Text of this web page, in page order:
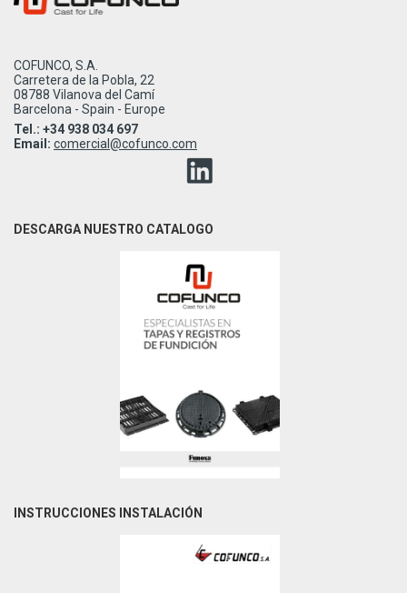
COFUNCO, S.A.
Carretera de la Pobla, 22
08788 Vilanova del Camí
Barcelona - Spain - Europe
Tel.: +34 938 034 697
Email: comercial@cofunco.com
DESCARGA NUESTRO CATALOGO
INSTRUCCIONES INSTALACIÓN